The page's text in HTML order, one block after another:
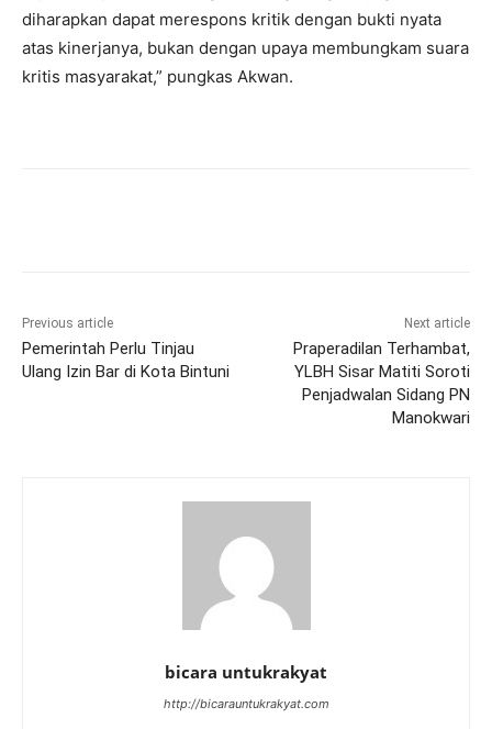
diharapkan dapat merespons kritik dengan bukti nyata
atas kinerjanya, bukan dengan upaya membungkam suara
kritis masyarakat,” pungkas Akwan.
Previous article
Pemerintah Perlu Tinjau
Ulang Izin Bar di Kota Bintuni
Next article
Praperadilan Terhambat,
YLBH Sisar Matiti Soroti
Penjadwalan Sidang PN
Manokwari
bicara untukrakyat
http://bicarauntukrakyat.com